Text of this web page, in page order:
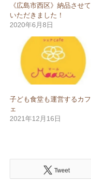
《広島市西区》納品させて
いただきました！
2020年6月8日
子ども食堂も運営するカフ
ェ
2021年12月16日
Tweet